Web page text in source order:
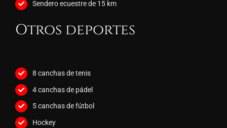
Sendero ecuestre de 15 km
Otros deportes
8 canchas de tenis
4 canchas de pádel
5 canchas de fútbol
Hockey